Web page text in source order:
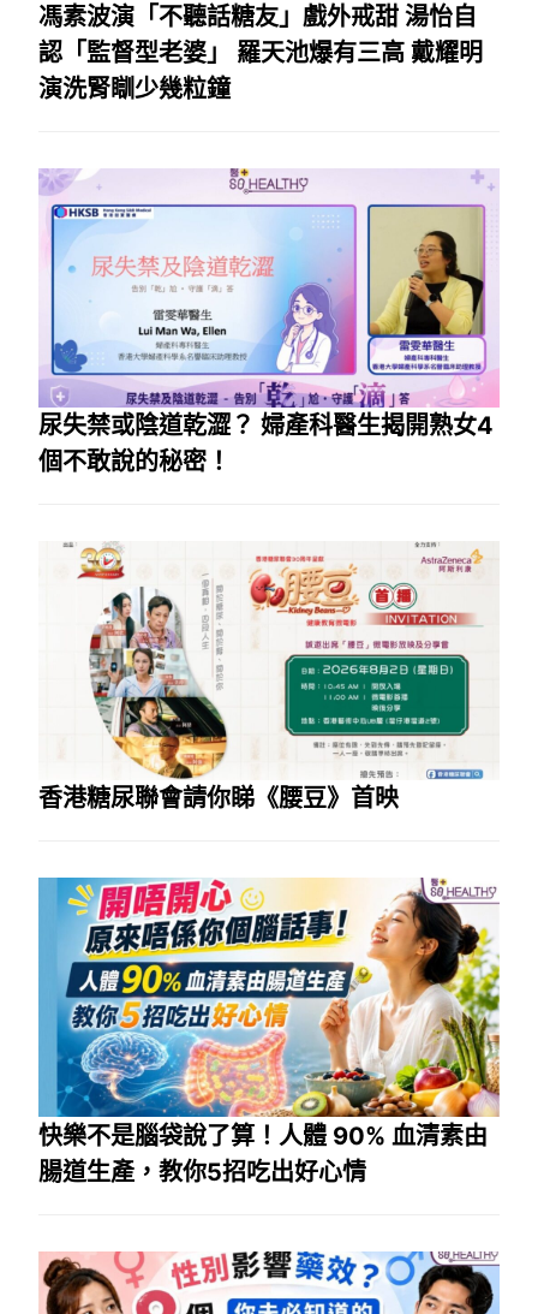
馮素波演「不聽話糖友」戲外戒甜 湯怡自
認「監督型老婆」 羅天池爆有三高 戴耀明
演洗腎瞓少幾粒鐘
尿失禁或陰道乾澀？ 婦產科醫生揭開熟女4
個不敢說的秘密！
香港糖尿聯會請你睇《腰豆》首映
快樂不是腦袋說了算！人體 90% 血清素由
腸道生產，教你5招吃出好心情